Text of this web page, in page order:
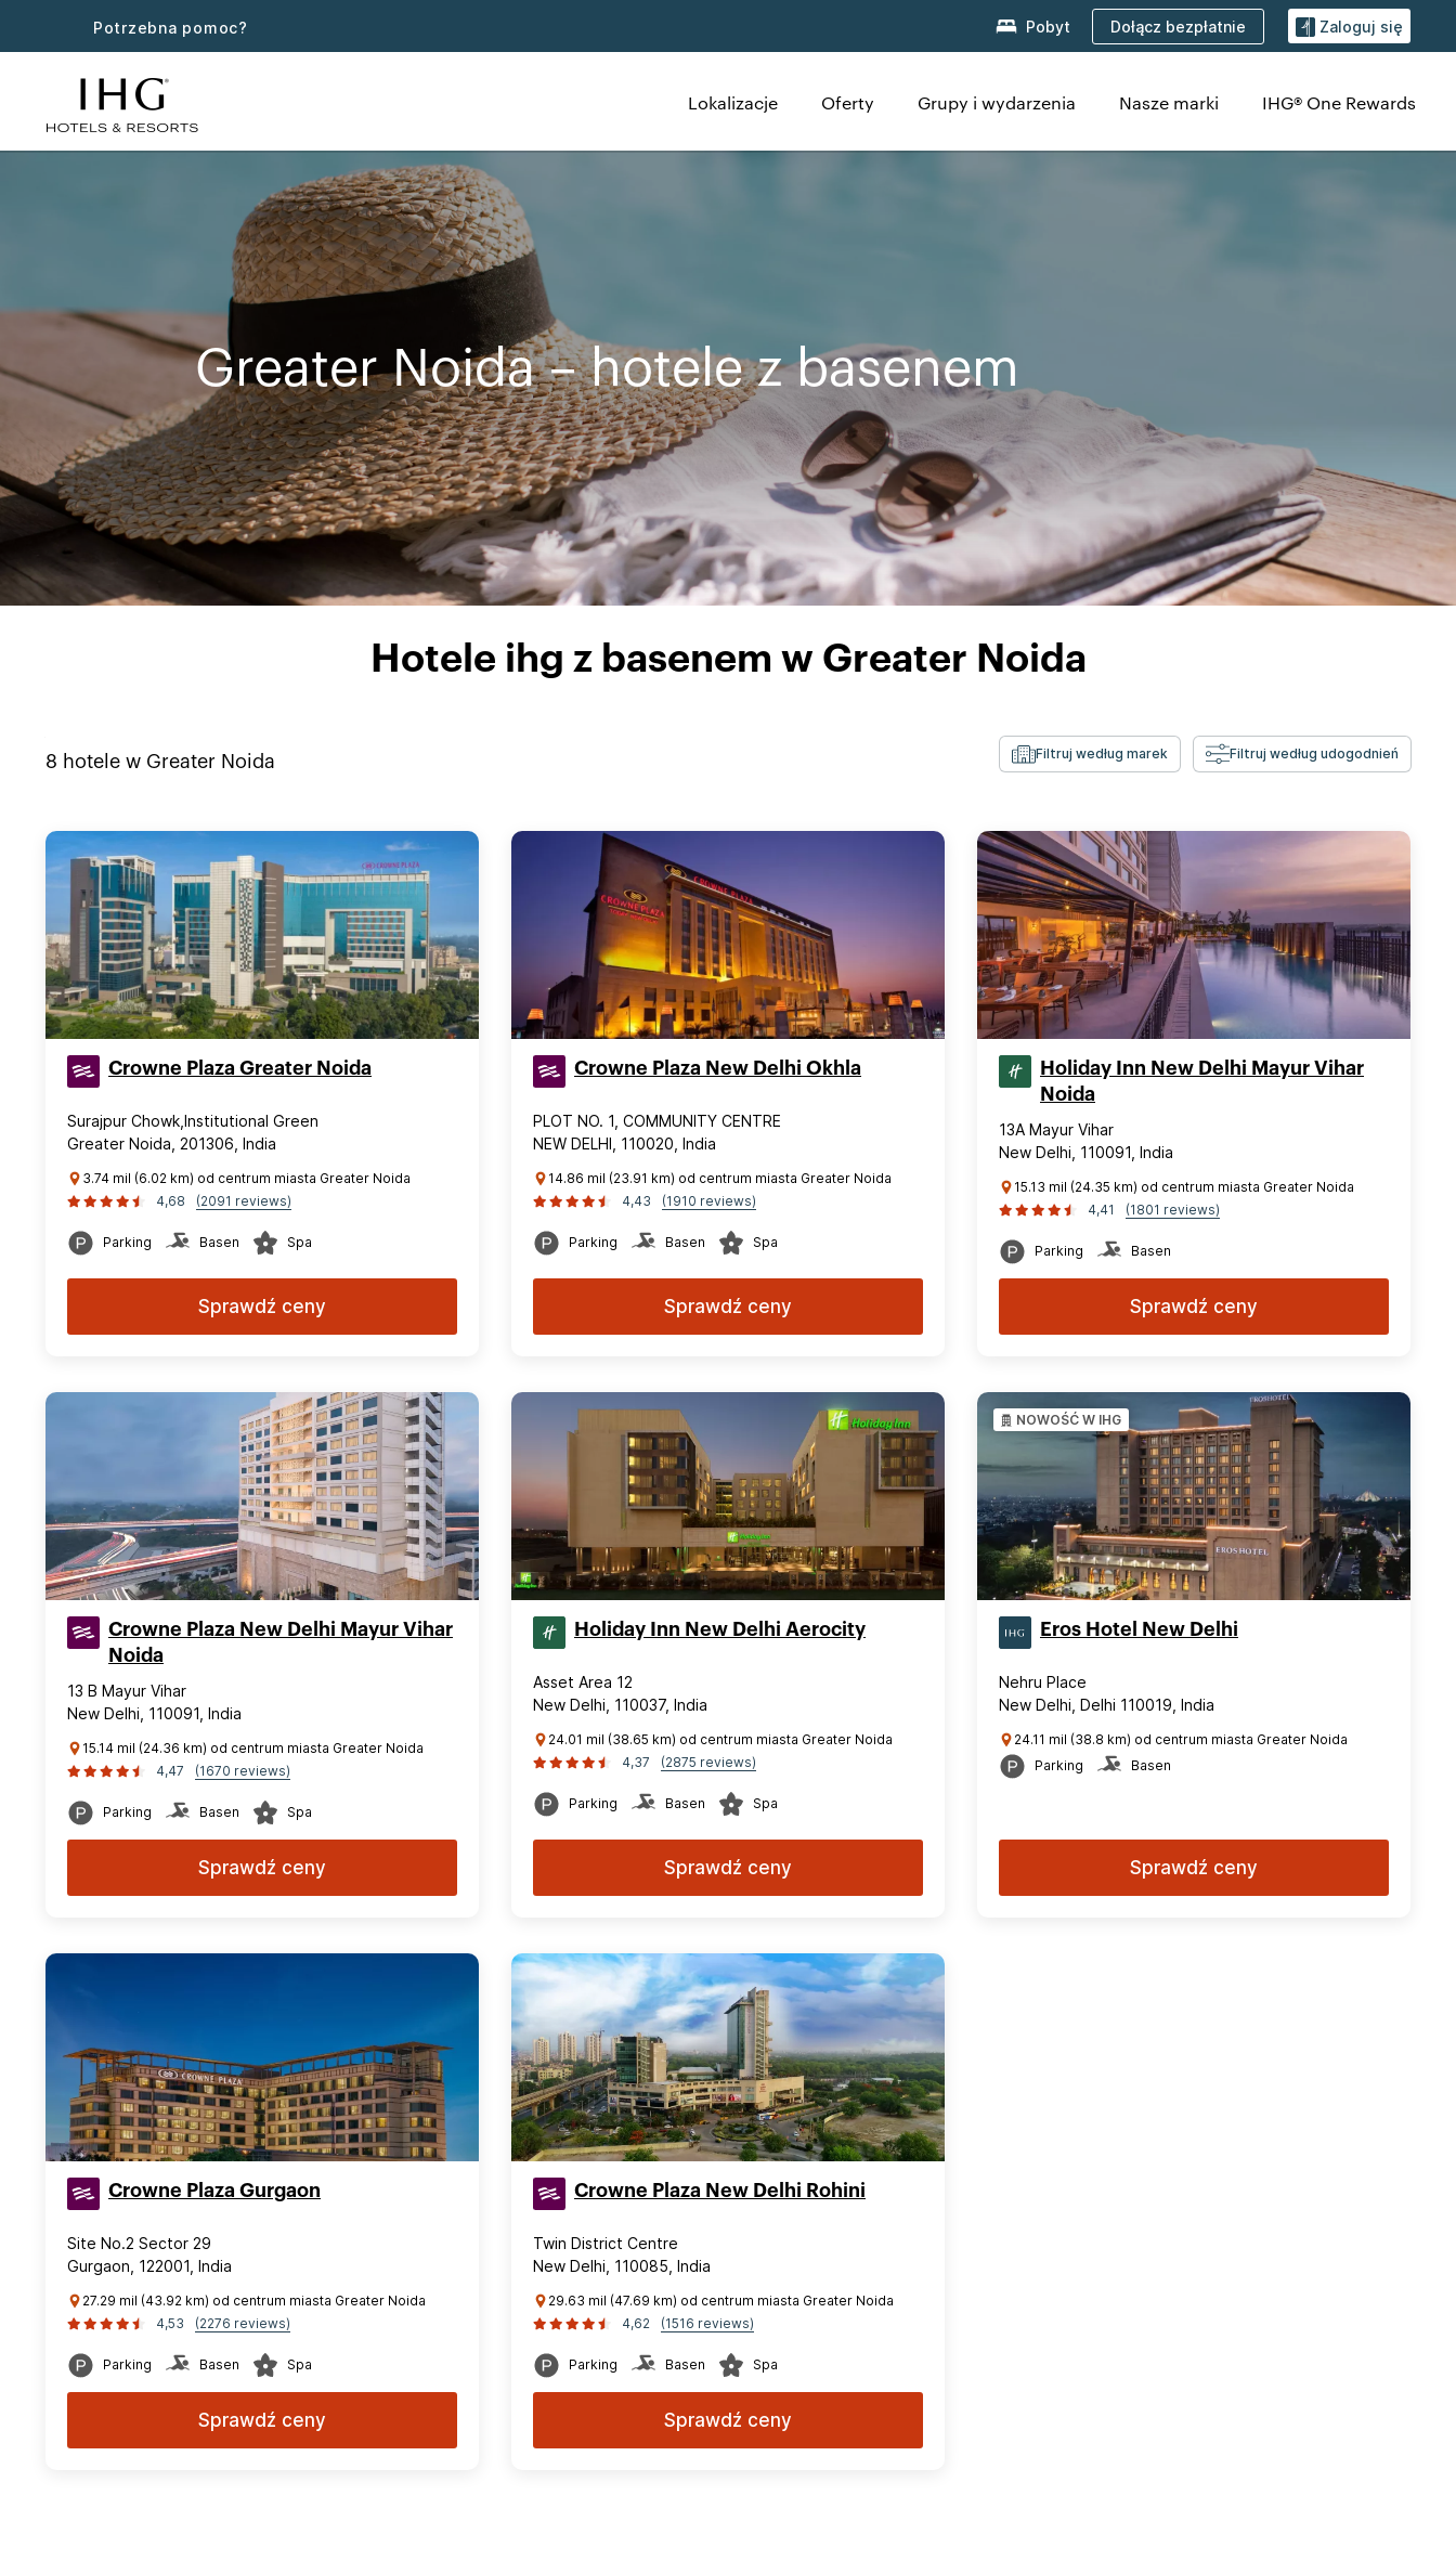
Potrzebna pomoc? Pobyt Dołącz bezpłatnie Zaloguj się
Lokalizacje Oferty Grupy i wydarzenia Nasze marki IHG® One Rewards
Greater Noida – hotele z basenem
Hotele ihg z basenem w Greater Noida
8 hotele w Greater Noida Filtruj według marek Filtruj według udogodnień
Crowne Plaza Greater Noida
Surajpur Chowk,Institutional Green
Greater Noida, 201306, India
3.74 mil (6.02 km) od centrum miasta Greater Noida
4,68
(2091 reviews)
Parking Basen Spa
Sprawdź ceny
Crowne Plaza New Delhi Okhla
PLOT NO. 1, COMMUNITY CENTRE
NEW DELHI, 110020, India
14.86 mil (23.91 km) od centrum miasta Greater Noida
4,43
(1910 reviews)
Parking Basen Spa
Sprawdź ceny
Holiday Inn New Delhi Mayur Vihar
Noida
13A Mayur Vihar
New Delhi, 110091, India
15.13 mil (24.35 km) od centrum miasta Greater Noida
4,41
(1801 reviews)
Parking Basen
Sprawdź ceny
Crowne Plaza New Delhi Mayur Vihar
Noida
13 B Mayur Vihar
New Delhi, 110091, India
15.14 mil (24.36 km) od centrum miasta Greater Noida
4,47
(1670 reviews)
Parking Basen Spa
Sprawdź ceny
Holiday Inn New Delhi Aerocity
Asset Area 12
New Delhi, 110037, India
24.01 mil (38.65 km) od centrum miasta Greater Noida
4,37
(2875 reviews)
Parking Basen Spa
Sprawdź ceny
NOWOŚĆ W IHG
Eros Hotel New Delhi
Nehru Place
New Delhi, Delhi 110019, India
24.11 mil (38.8 km) od centrum miasta Greater Noida
Parking
Basen
Sprawdź ceny
Crowne Plaza Gurgaon
Site No.2 Sector 29
Gurgaon, 122001, India
27.29 mil (43.92 km) od centrum miasta Greater Noida
4,53
(2276 reviews)
Parking Basen Spa
Sprawdź ceny
Crowne Plaza New Delhi Rohini
Twin District Centre
New Delhi, 110085, India
29.63 mil (47.69 km) od centrum miasta Greater Noida
4,62
(1516 reviews)
Parking Basen Spa
Sprawdź ceny